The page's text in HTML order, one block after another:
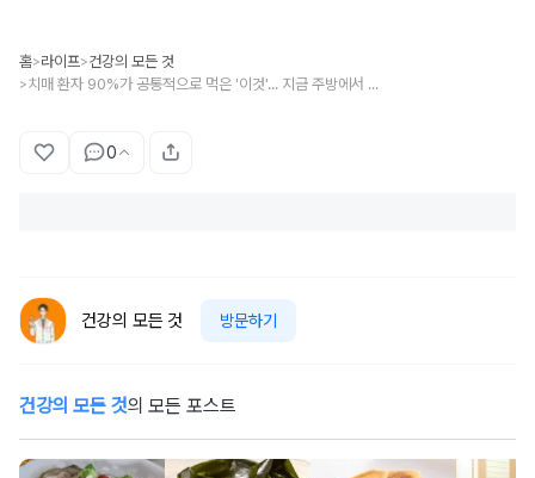
홈>라이프>건강의 모든 것
> 치매 환자 90%가 공통적으로 먹은 '이것'... 지금 주방에서 당장 버리세요!
0
건강의 모든 것 방문하기
건강의 모든 것의 모든 포스트